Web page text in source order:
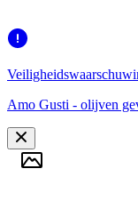
Amo Gusti - olijven